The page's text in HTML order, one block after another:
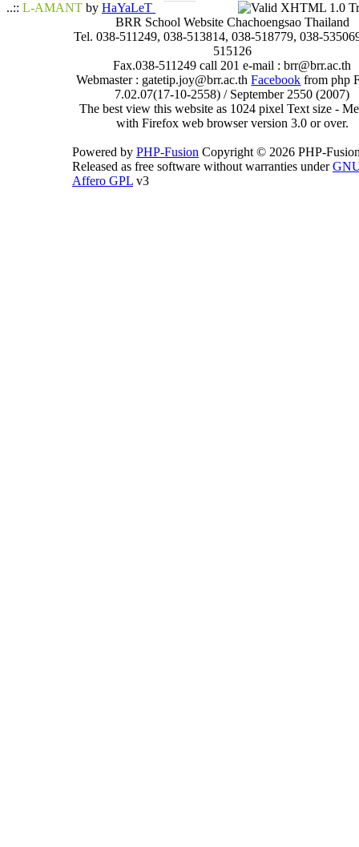
..:: L-AMANT by HaYaLeT
BRR School Website Chachoengsao Thailand
Tel. 038-511249, 038-513814, 038-518779, 038-
515126
Fax.038-511249 call 201 e-mail : brr@brr.ac.th
Webmaster : gatetip.joy@brr.ac.thFacebook from php
7.02.07(17-10-2558) / September 2550 (2007)
The best view this website as 1024 pixel Text size -
with Firefox web browser version 3.0 or over.
Powered by PHP-Fusion Copyright © 2026 PHP-
Released as free software without warranties under
Affero GPL v3